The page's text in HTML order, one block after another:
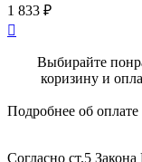
1 833 ₽

Выбирайте
коризину и
Подробнее об оплате
Согласно ст.5